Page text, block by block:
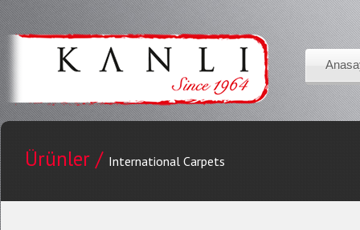
Ürünler / International Carpets